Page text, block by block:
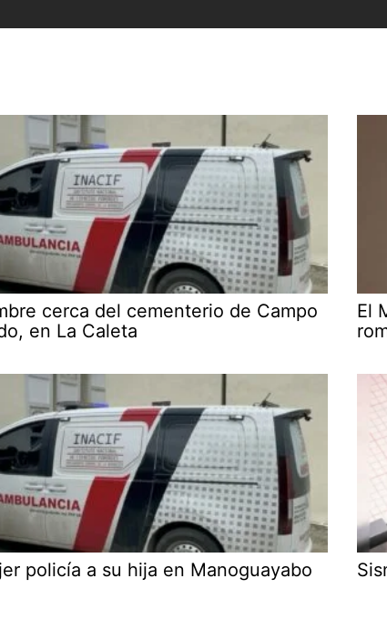
cerca del cementerio de Campo
en La Caleta
El
policía a su hija en Manoguayabo